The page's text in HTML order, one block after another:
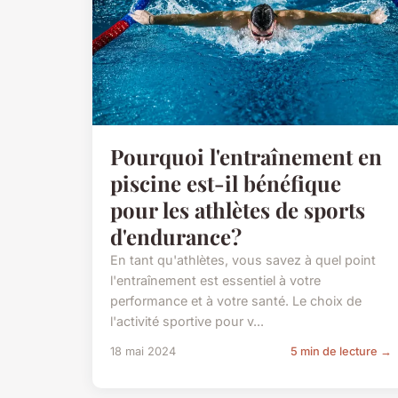
Pourquoi l'entraînement en
piscine est-il bénéfique
pour les athlètes de sports
d'endurance?
En tant qu'athlètes, vous savez à quel point
l'entraînement est essentiel à votre
performance et à votre santé. Le choix de
l'activité sportive pour v...
18 mai 2024 5 min de lecture →